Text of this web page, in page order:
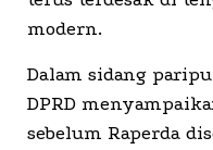
modern.
Dalam sidang
DPRD
sebelum Raperda